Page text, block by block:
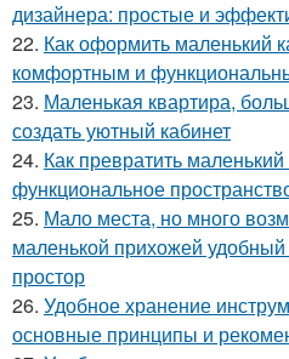
дизайнера: простые и
22. Как оформить маленький
комфортным и
23. Маленькая квартира,
создать уютный кабинет
24. Как превратить
функциональное
25. Мало места, но много
маленькой прихожей
простор
26. Удобное хранение
основные принципы и